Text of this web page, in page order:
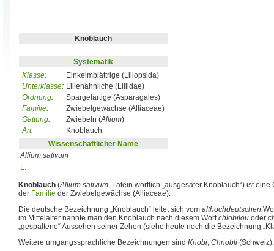
Knoblauch
Systematik
Klasse:
Einkeimblättrige (Liliopsida)
Unterklasse: Lilienähnliche (Liliidae)
Ordnung:
Spargelartige (Asparagales)
Familie:
Zwiebelgewächse (Alliaceae)
Gattung: Zwiebeln (Allium)
Art:
Knoblauch
Wissenschaftlicher Name
Allium sativum
L.
Knoblauch (Allium sativum, Latein wörtlich „ausgesäter Knoblauch“) ist
der Familie der Zwiebelgewächse (Alliaceae).
Die deutsche Bezeichnung „Knoblauch“ leitet sich vom althochdeutschen
im Mittelalter nannte man den Knoblauch nach diesem Wortchlobilou oder
„gespaltene“ Aussehen seiner Zehen (siehe heute noch die Bezeichnung
Weitere umgangssprachliche Bezeichnungen sind Knobi, Chnobli